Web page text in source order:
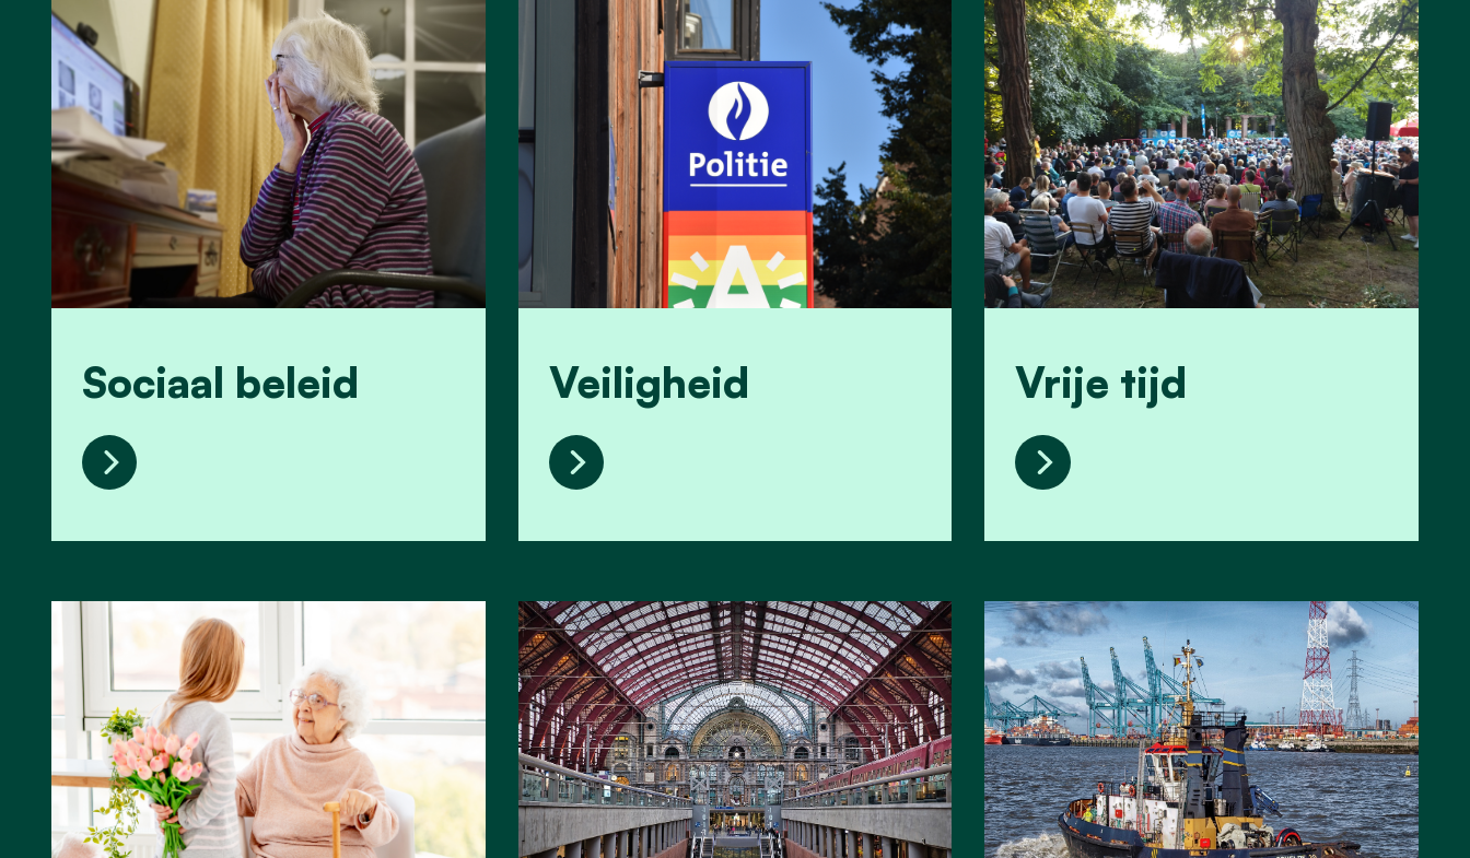
Sociaal beleid
Sociaal beleid
Veiligheid
Veiligheid
Vrije tijd
Vrije tijd